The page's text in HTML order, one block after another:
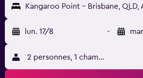
Kangaroo Point - Brisbane, QLD,
lun. 17/8 -
2 personnes, 1 chambre